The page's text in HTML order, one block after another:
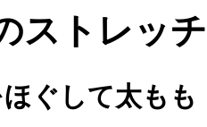
ストレッ
ほぐして太も